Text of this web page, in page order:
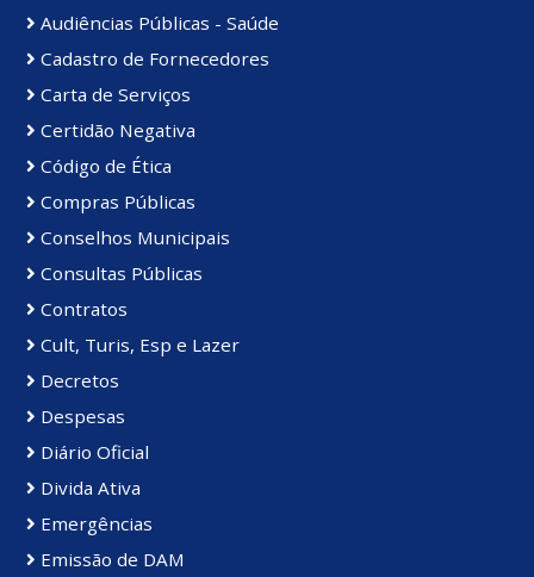
Audiências Públicas - Saúde
Cadastro de Fornecedores
Carta de Serviços
Certidão Negativa
Código de Ética
Compras Públicas
Conselhos Municipais
Consultas Públicas
Contratos
Cult, Turis, Esp e Lazer
Decretos
Despesas
Diário Oficial
Divida Ativa
Emergências
Emissão de DAM